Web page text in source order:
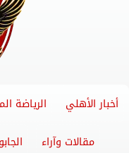
أخبار الأهلي الرياضة
مقالات وآراء